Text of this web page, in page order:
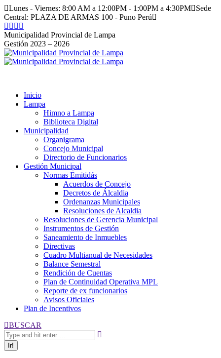
Saltar
al
contenido
Lunes - Viernes: 8:00 AM a 12:00PM - 1:00PM a 4:30PM
Sede
Central: PLAZA DE ARMAS 100 - Puno Perú
Facebook
page
opens
in
new
Instagram
page
opens
in
new
YouTube
page
opens
in
new
page
opens
in
new
Municipalidad Provincial de Lampa
Gestión 2023 – 2026
Inicio
Lampa
Himno a Lampa
Biblioteca Digital
Municipalidad
Organigrama
Concejo Municipal
Directorio de Funcionarios
Gestión Municipal
Normas Emitidás
Acuerdos de Concejo
Decretos de Álcaldia
Ordenanzas Municipales
Resoluciones de Alcaldia
Resoluciones de Gerencia Municipal
Instrumentos de Gestión
Saneamiento de Inmuebles
Directivas
Cuadro Multianual de Necesidades
Balance Semestral
Rendición de Cuentas
Plan de Continuidad Operativa MPL
Reporte de ex funcionarios
Avisos Oficiales
Plan de Incentivos
Buscar:
BUSCAR